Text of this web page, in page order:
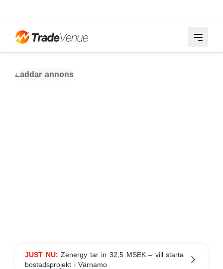
Laddar annons
JUST NU:Zenergy tar in 32,5 MSEK – vill starta
bostadsprojekt i Värnamo